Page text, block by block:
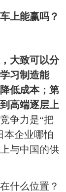
上能赢吗？
大致可以分
习制造能
低成本；第
高端逐层上
争力是“把
企业哪怕
与中国的供
什么位置？